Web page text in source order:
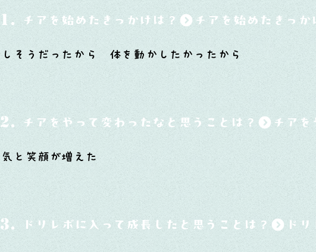
チアを始めたきっかけは？
しそうだったから 体を動かしたかったから
チアをやって変わったなと思うことは？
気と笑顔が増えた
ドリレボに入って成長したと思うことは？